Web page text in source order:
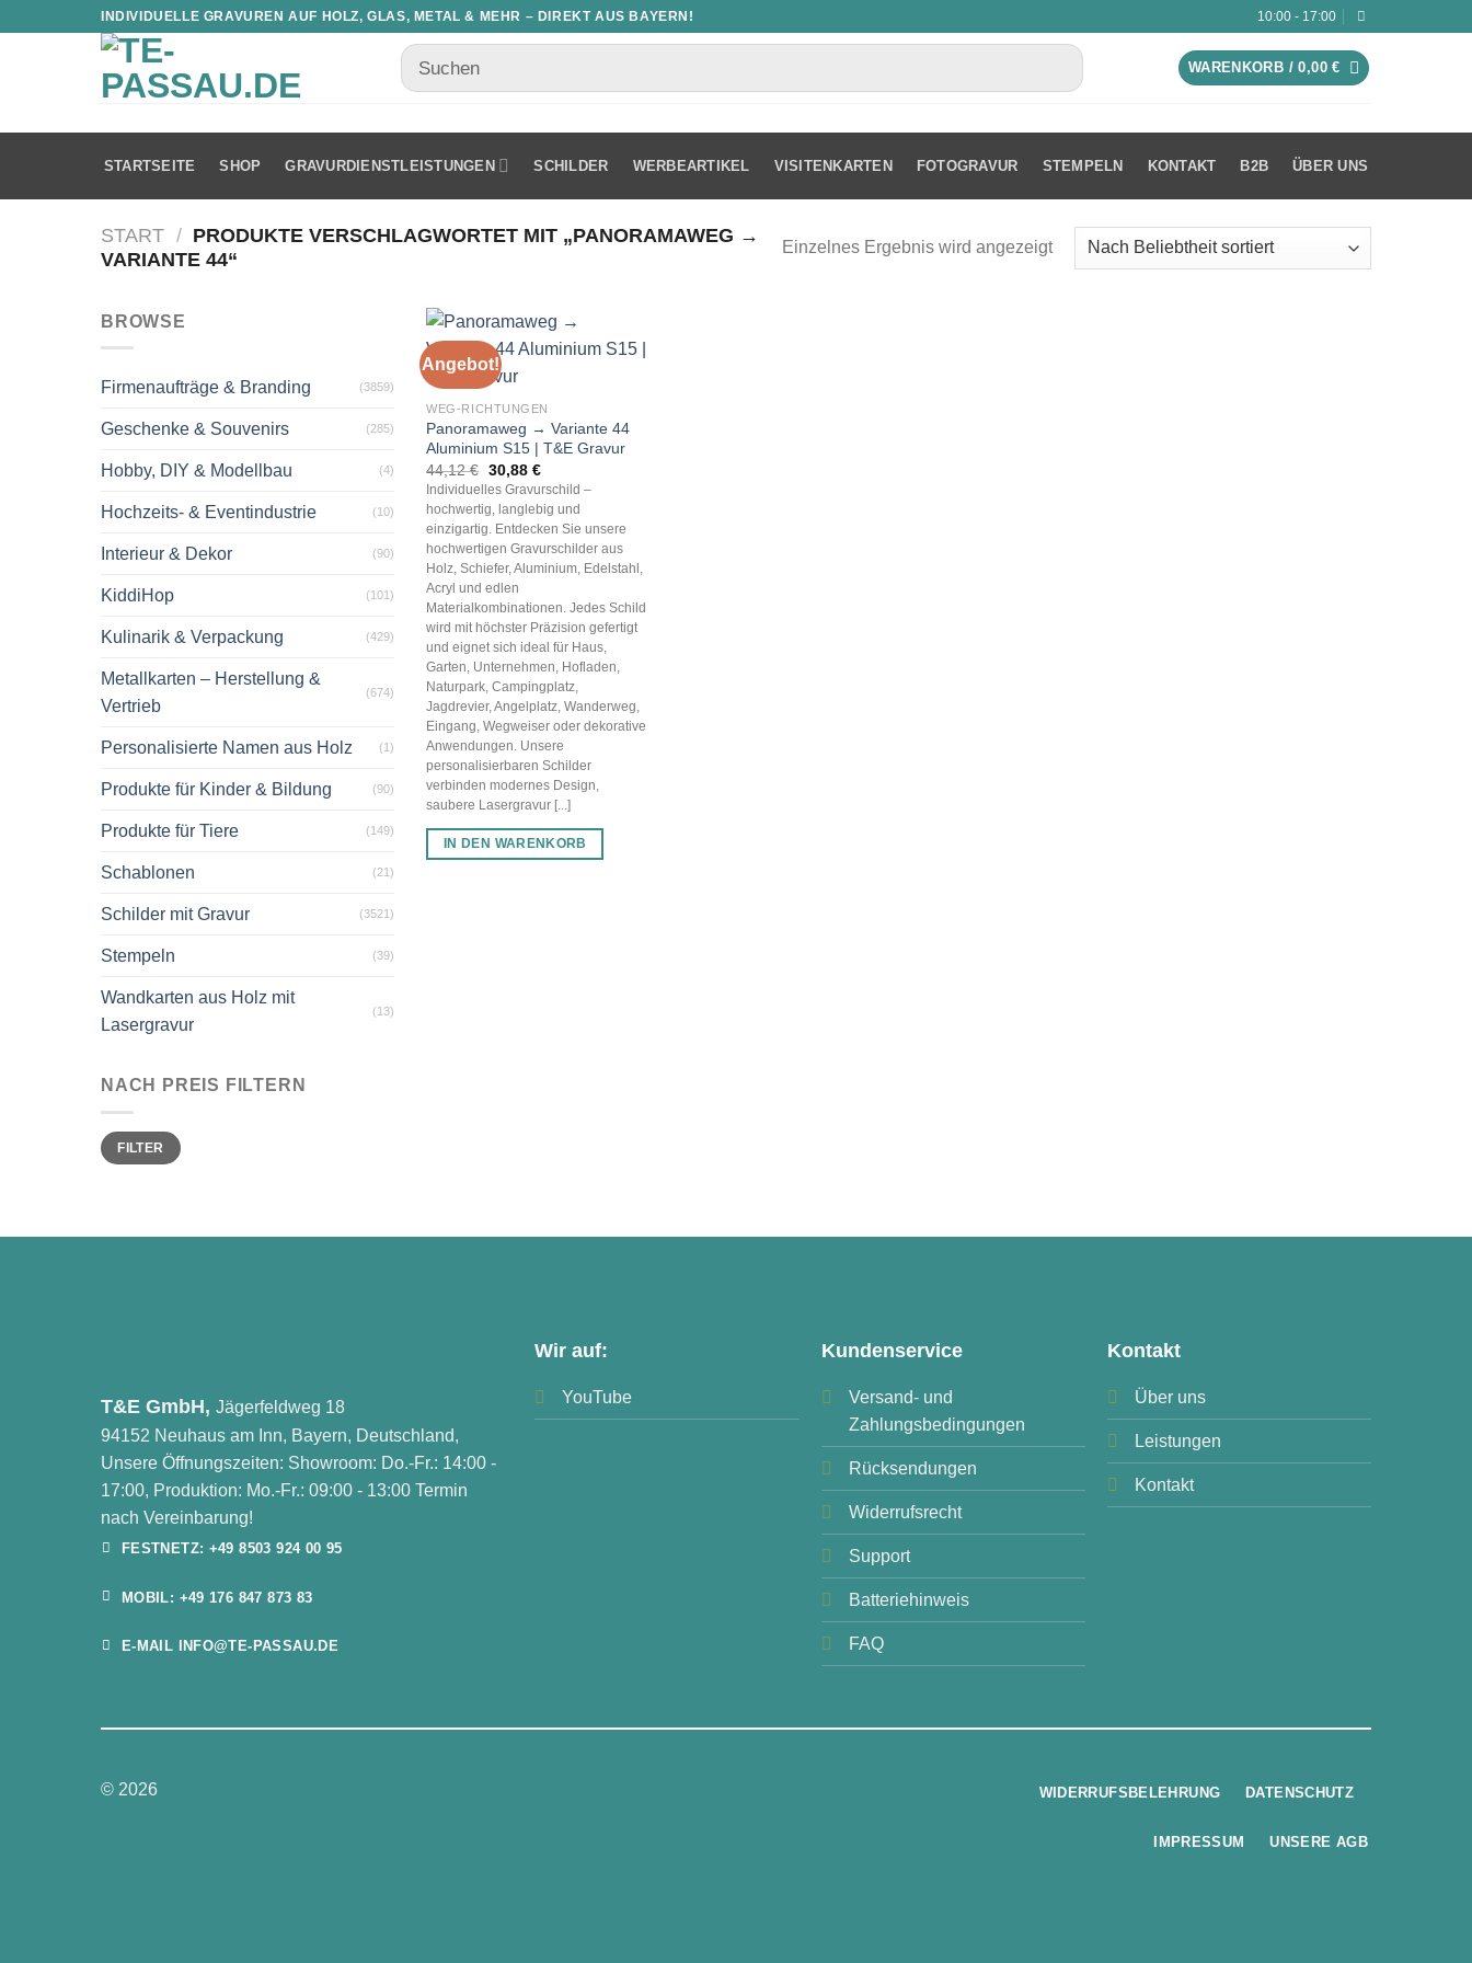
INDIVIDUELLE GRAVUREN AUF HOLZ, GLAS, METAL & MEHR – DIREKT AUS BAYERN! 10:00 - 17:00
WARENKORB /0,00€
STARTSEITE SHOP GRAVURDIENSTLEISTUNGEN SCHILDER WERBEARTIKEL VISITENKARTEN FOTOGRAVUR STEMPELN KONTAKT B2B ÜBER UNS
START / PRODUKTE VERSCHLAGWORTET MIT „PANORAMAWEG →
VARIANTE 44“
Einzelnes Ergebnis wird angezeigt
BROWSE
Firmenaufträge & Branding (3859)
Geschenke & Souvenirs (285)
Hobby, DIY & Modellbau (4)
Hochzeits- & Eventindustrie (10)
Interieur & Dekor (90)
KiddiHop (101)
Kulinarik & Verpackung (429)
Metallkarten – Herstellung &
Vertrieb
(674)
Personalisierte Namen aus Holz (1)
Produkte für Kinder & Bildung (90)
Produkte für Tiere (149)
Schablonen (21)
Schilder mit Gravur (3521)
Stempeln (39)
Wandkarten aus Holz mit
Lasergravur
(13)
NACH PREIS FILTERN
Min.
Preis
Max.
PreisFILTER
Angebot!
WEG-RICHTUNGEN
Panoramaweg → Variante 44
Aluminium S15 | T&E Gravur
44,12€ Ursprünglicher
Preis
war:
44,12 €
30,88 €Aktueller
Preis
ist:
30,88 €.
Individuelles Gravurschild –
hochwertig, langlebig und
einzigartig. Entdecken Sie unsere
hochwertigen Gravurschilder aus
Holz, Schiefer, Aluminium, Edelstahl,
Acryl und edlen
Materialkombinationen. Jedes Schild
wird mit höchster Präzision gefertigt
und eignet sich ideal für Haus,
Garten, Unternehmen, Hofladen,
Naturpark, Campingplatz,
Jagdrevier, Angelplatz, Wanderweg,
Eingang, Wegweiser oder dekorative
Anwendungen. Unsere
personalisierbaren Schilder
verbinden modernes Design,
saubere Lasergravur [...]
IN DEN WARENKORB
T&E GmbH, Jägerfeldweg 18
94152 Neuhaus am Inn, Bayern, Deutschland,
Unsere Öffnungszeiten: Showroom: Do.-Fr.: 14:00 -
17:00, Produktion: Mo.-Fr.: 09:00 - 13:00 Termin
nach Vereinbarung!
FESTNETZ: +49 8503 924 00 95
MOBIL: +49 176 847 873 83
E-MAIL INFO@TE-PASSAU.DE
Wir auf:
YouTube
Kundenservice
Versand- und
Zahlungsbedingungen
Rücksendungen
Widerrufsrecht
Support
Batteriehinweis
FAQ
Kontakt
Über uns
Leistungen
Kontakt
© 2026 WIDERRUFSBELEHRUNG DATENSCHUTZ
IMPRESSUM UNSERE AGB